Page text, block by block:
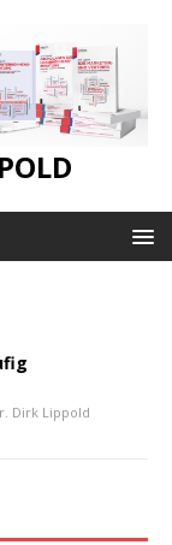
Dirk Lippold